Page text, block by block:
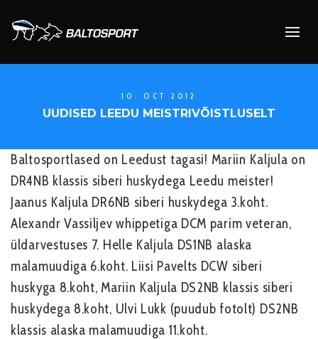
10. OCT 2012
UUDISED LEEDU MEISTRIVÕISTLUSELT
Baltosportlased on Leedust tagasi! Mariin Kaljula on
DR4NB klassis siberi huskydega Leedu meister!
Jaanus Kaljula DR6NB siberi huskydega 3.koht.
Alexandr Vassiljev whippetiga DCM parim veteran,
üldarvestuses 7. Helle Kaljula DS1NB alaska
malamuudiga 6.koht. Liisi Pavelts DCW siberi
huskyga 8.koht, Mariin Kaljula DS2NB klassis siberi
huskydega 8.koht, Ulvi Lukk (puudub fotolt) DS2NB
klassis alaska malamuudiga 11.koht.